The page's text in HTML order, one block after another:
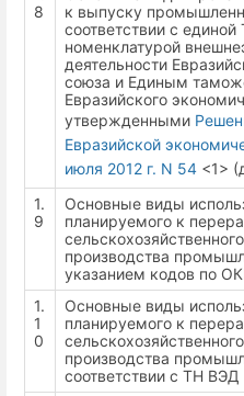
8
к выпуску
соответствии с единой
номенклатурой
деятельности
союза и Единым
Евразийского
утвержденными
Евразийской
июля 2012 г. N 54 <1>
1.
9
Основные виды
планируемого к
производства
указанием кодов по
1.
1
0
Основные виды
планируемого к
производства
соответствии с ТН ВЭД